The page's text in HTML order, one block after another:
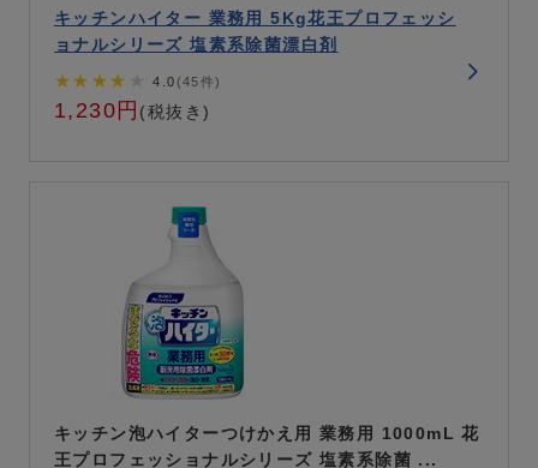
キッチンハイター 業務用 5Kg花王プロフェッシ
ョナルシリーズ 塩素系除菌漂白剤
★★★★
4.0 (45件)
1,230円 (税抜き)
キッチン泡ハイターつけかえ用 業務用 1000mL 花
王プロフェッショナルシリーズ 塩素系除菌 ...